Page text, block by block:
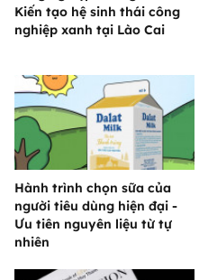
Kiến tạo hệ sinh thái công
nghiệp xanh tại Lào Cai
Hành trình chọn sữa của
người tiêu dùng hiện đại -
Ưu tiên nguyên liệu từ tự
nhiên